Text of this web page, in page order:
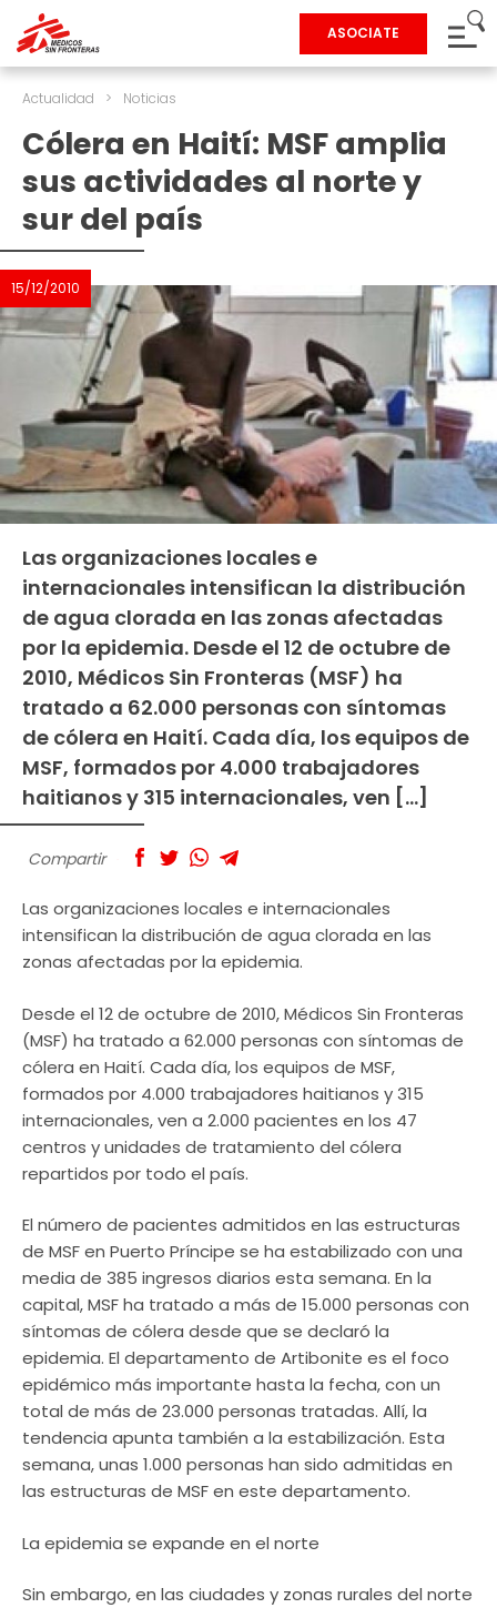
ASOCIATE
Actualidad > Noticias
Cólera en Haití: MSF amplia
sus actividades al norte y
sur del país
15/12/2010
Las organizaciones locales e
internacionales intensifican la distribución
de agua clorada en las zonas afectadas
por la epidemia. Desde el 12 de octubre de
2010, Médicos Sin Fronteras (MSF) ha
tratado a 62.000 personas con síntomas
de cólera en Haití. Cada día, los equipos de
MSF, formados por 4.000 trabajadores
haitianos y 315 internacionales, ven […]
Compartir
Las organizaciones locales e internacionales
intensifican la distribución de agua clorada en las
zonas afectadas por la epidemia.
Desde el 12 de octubre de 2010, Médicos Sin Fronteras
(MSF) ha tratado a 62.000 personas con síntomas de
cólera en Haití. Cada día, los equipos de MSF,
formados por 4.000 trabajadores haitianos y 315
internacionales, ven a 2.000 pacientes en los 47
centros y unidades de tratamiento del cólera
repartidos por todo el país.
El número de pacientes admitidos en las estructuras
de MSF en Puerto Príncipe se ha estabilizado con una
media de 385 ingresos diarios esta semana. En la
capital, MSF ha tratado a más de 15.000 personas con
síntomas de cólera desde que se declaró la
epidemia. El departamento de Artibonite es el foco
epidémico más importante hasta la fecha, con un
total de más de 23.000 personas tratadas. Allí, la
tendencia apunta también a la estabilización. Esta
semana, unas 1.000 personas han sido admitidas en
las estructuras de MSF en este departamento.
La epidemia se expande en el norte
Sin embargo, en las ciudades y zonas rurales del norte